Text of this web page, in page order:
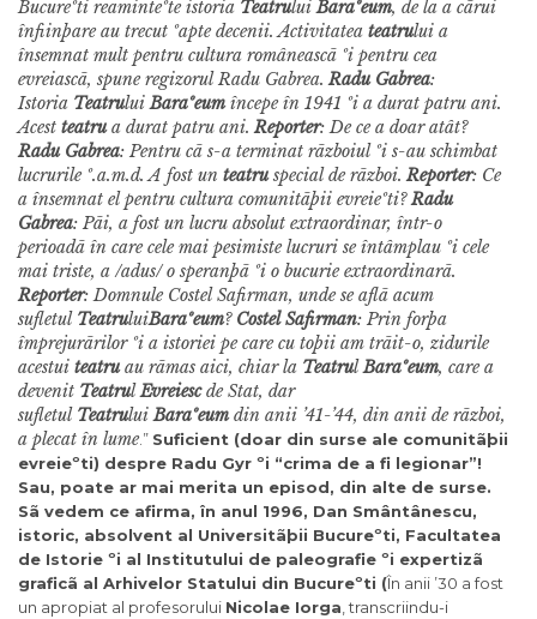
Bucureºti reaminteºte istoria TeatruluiBaraºeum, de la a cãrui
înfiinþare au trecut ºapte decenii. Activitatea teatrului a
însemnat mult pentru cultura româneascã ºi pentru cea
evreiascã, spune regizorul Radu Gabrea. Radu Gabrea:
Istoria TeatruluiBaraºeumîncepe în 1941 ºi a durat patru ani.
Acest teatrua durat patru ani. Reporter: De ce a doar atât?
Radu Gabrea: Pentru cã s-a terminat rãzboiul ºi s-au schimbat
lucrurile º.a.m.d. A fost un teatruspecial de rãzboi. Reporter: Ce
a însemnat el pentru cultura comunitãþii evreieºti?Radu
Gabrea: Pãi, a fost un lucru absolut extraordinar, într-o
perioadã în care cele mai pesimiste lucruri se întâmplau ºi cele
mai triste, a /adus/ o speranþã ºi o bucurie extraordinarã.
Reporter: Domnule Costel Safirman, unde se aflã acum
sufletul TeatruluiBaraºeum? Costel Safirman: Prin forþa
împrejurãrilor ºi a istoriei pe care cu toþii am trãit-o, zidurile
acestui teatruau rãmas aici, chiar la TeatrulBaraºeum, care a
devenit TeatrulEvreiescde Stat, dar
sufletul TeatruluiBaraºeumdin anii ’41-’44, din anii de rãzboi,
a plecat în lume.” Suficient (doar din surse ale comunitãþii
evreieºti) despre Radu Gyr ºi “crima de a fi legionar”!
Sau, poate ar mai merita un episod, din alte de surse.
Sã vedem ce afirma, în anul 1996, Dan Smântânescu,
istoric, absolvent al Universitãþii Bucureºti, Facultatea
de Istorie ºi al Institutului de paleografie ºi expertizã
graficã al Arhivelor Statului din Bucureºti (În anii ’30 a fost
un apropiat al profesorului Nicolae Iorga , transcriindu-i